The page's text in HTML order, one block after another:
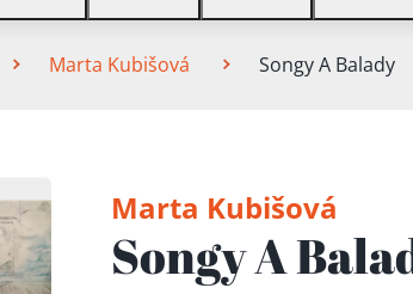
Marta Kubišová Songy A Balady
Marta Kubišová
Songy A